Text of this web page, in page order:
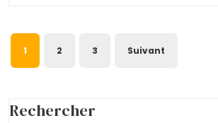
Pagination
des
publications
1 2 3 Suivant
Rechercher